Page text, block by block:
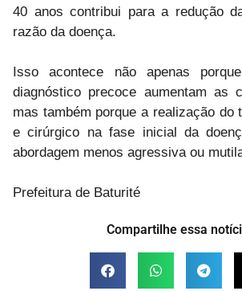
40 anos contribui para a redução
razão da doença.
Isso acontece não apenas
diagnóstico precoce aumentam as
mas também porque a realização do
e cirúrgico na fase inicial da
abordagem menos agressiva ou
Prefeitura de Baturité
Compartilhe essa